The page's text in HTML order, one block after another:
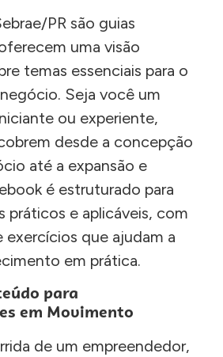
PR são guias
uma visão
temas essenciais para o
Seja você um
ou experiente,
desde a concepção
até a expansão e
é estruturado para
práticos e aplicáveis, com
exercícios que ajudam a
em prática.
para
em Movimento
de um empreendedor,